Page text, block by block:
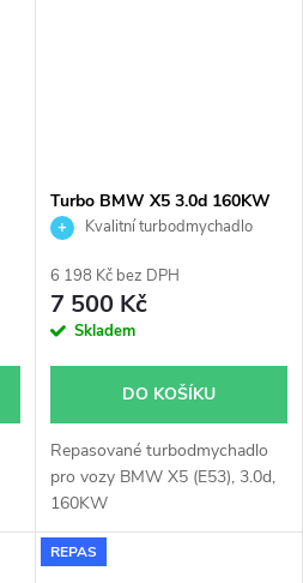
Turbo BMW X5 3.0d 160KW
Garrett 753392
Kvalitní turbodmychadlo
6 198 Kč bez DPH
7 500 Kč
Skladem
DO KOŠÍKU
Repasované turbodmychadlo
pro vozy BMW X5 (E53), 3.0d,
160KW
REPAS